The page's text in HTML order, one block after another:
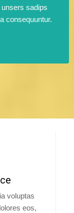
sadips
consequuntur.
voluptas
eos,